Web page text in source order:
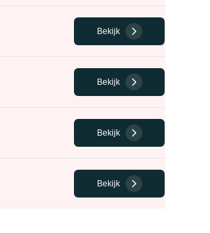
Bekijk
Bekijk
Bekijk
Bekijk